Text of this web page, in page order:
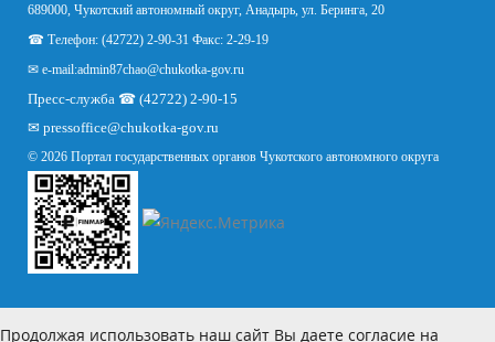
689000, Чукотский автономный округ, Анадырь, ул. Беринга, 20
☎ Телефон: (42722) 2-90-31 Факс: 2-29-19
✉ e-mail:admin87chao@chukotka-gov.ru
Пресс-служба ☎ (42722) 2-90-15
✉ pressoffice@chukotka-gov.ru
© 2026 Портал государственных органов Чукотского автономного округа
Продолжая использовать наш сайт Вы даете согласие на